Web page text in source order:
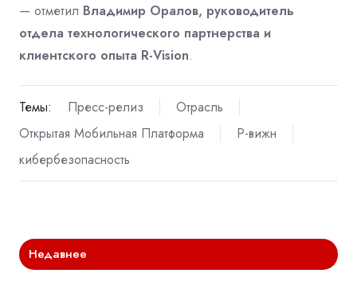
— отметил Владимир Оралов, руководитель
отдела технологического партнерства и
клиентского опыта R-Vision.
Темы: Пресс-релиз
Отрасль
Открытая Мобильная Платформа
Р-вижн
кибербезопасность
Недавнее